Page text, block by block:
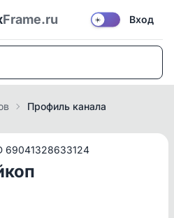
Frame.ru ☀️ Вход
Профиль канала
69041328633124